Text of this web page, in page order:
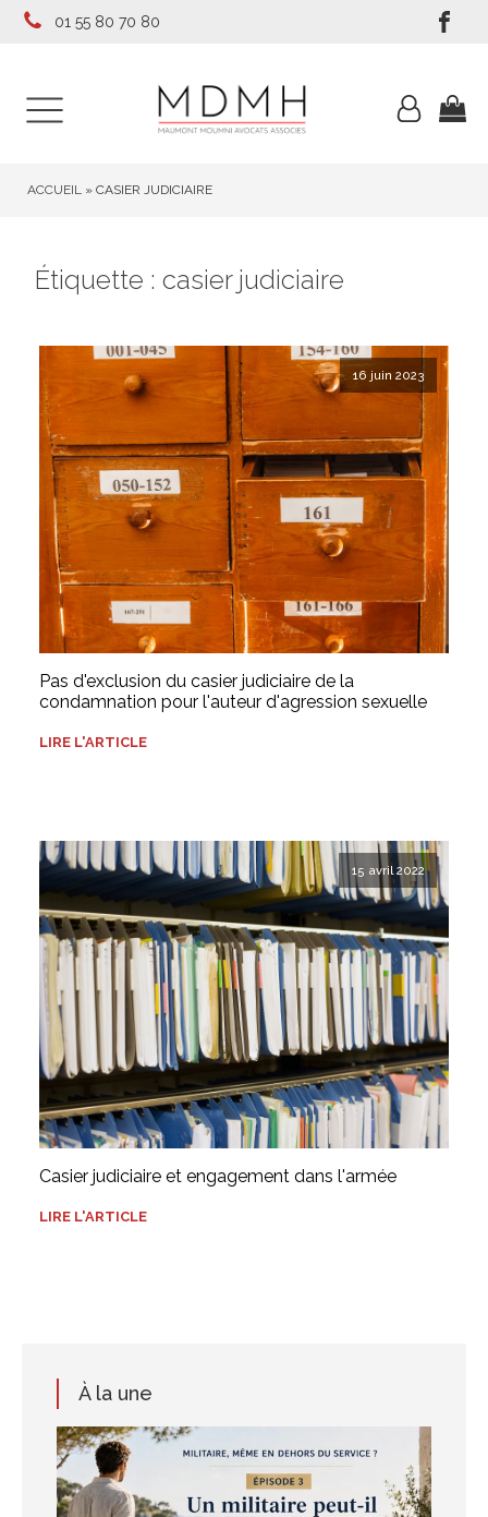
01 55 80 70 80
ACCUEIL » CASIER JUDICIAIRE
Étiquette : casier judiciaire
16 juin 2023
Pas d'exclusion du casier judiciaire de la
condamnation pour l'auteur d'agression sexuelle
LIRE L'ARTICLE
15 avril 2022
Casier judiciaire et engagement dans l'armée
LIRE L'ARTICLE
À la une